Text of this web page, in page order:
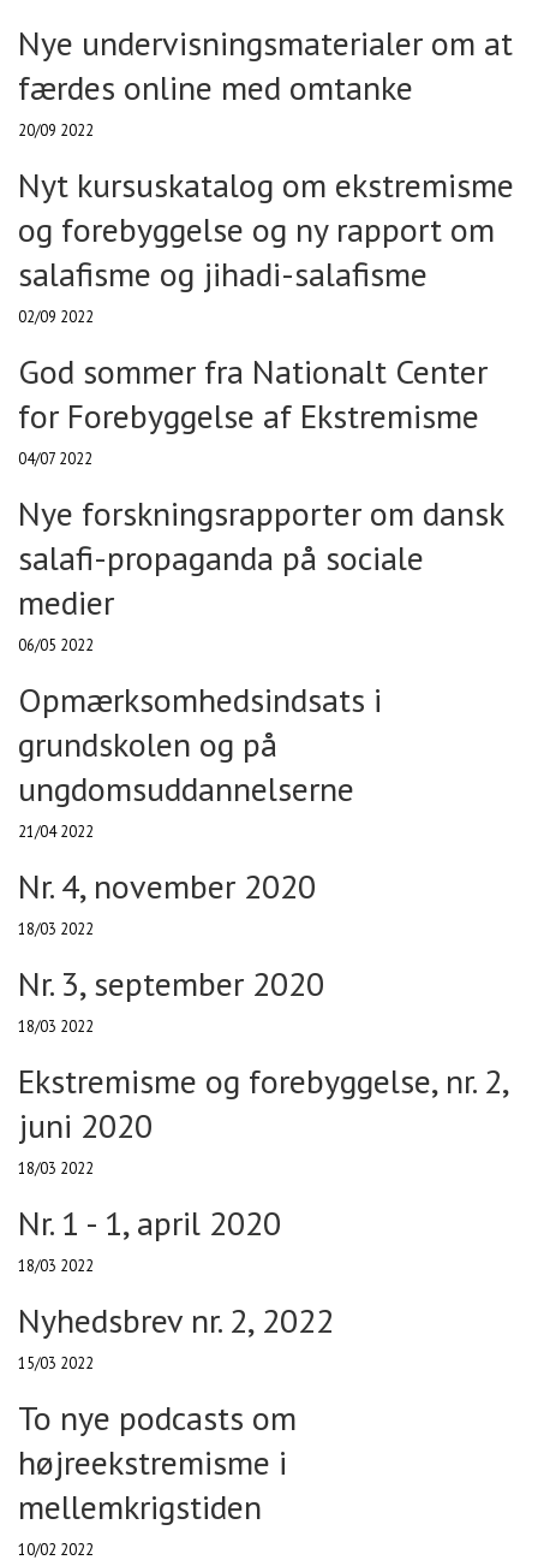
Nye undervisningsmaterialer om at
færdes online med omtanke
20/09 2022
Nyt kursuskatalog om ekstremisme
og forebyggelse og ny rapport om
salafisme og jihadi-salafisme
02/09 2022
God sommer fra Nationalt Center
for Forebyggelse af Ekstremisme
04/07 2022
Nye forskningsrapporter om dansk
salafi-propaganda på sociale
medier
06/05 2022
Opmærksomhedsindsats i
grundskolen og på
ungdomsuddannelserne
21/04 2022
Nr. 4, november 2020
18/03 2022
Nr. 3, september 2020
18/03 2022
Ekstremisme og forebyggelse, nr. 2,
juni 2020
18/03 2022
Nr. 1 - 1, april 2020
18/03 2022
Nyhedsbrev nr. 2, 2022
15/03 2022
To nye podcasts om
højreekstremisme i
mellemkrigstiden
10/02 2022